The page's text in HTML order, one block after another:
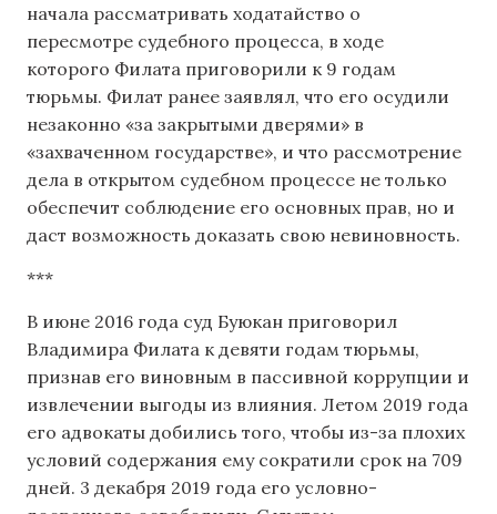
начала рассматривать ходатайство о
пересмотре судебного процесса, в ходе
которого Филата приговорили к 9 годам
тюрьмы. Филат ранее заявлял, что его осудили
незаконно «за закрытыми дверями» в
«захваченном государстве», и что рассмотрение
дела в открытом судебном процессе не только
обеспечит соблюдение его основных прав, но и
даст возможность доказать свою невиновность.
***
В июне 2016 года суд Буюкан приговорил
Владимира Филата к девяти годам тюрьмы,
признав его виновным в пассивной коррупции и
извлечении выгоды из влияния. Летом 2019 года
его адвокаты добились того, чтобы из-за плохих
условий содержания ему сократили срок на 709
дней. 3 декабря 2019 года его условно-